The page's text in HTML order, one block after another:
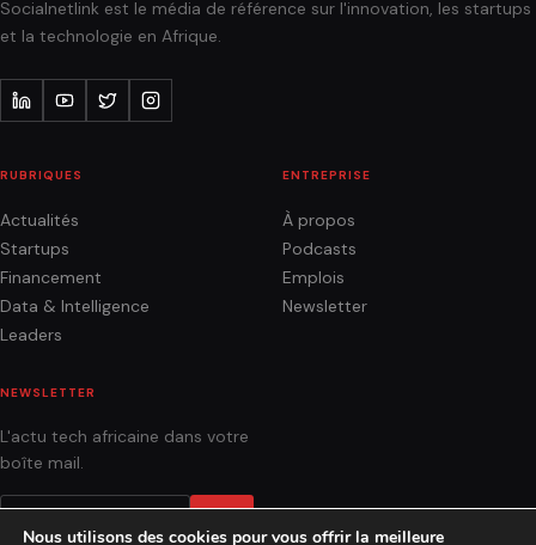
Socialnetlink est le média de référence sur l'innovation, les startups
et la technologie en Afrique.
RUBRIQUES
Actualités
Startups
Financement
Data & Intelligence
Leaders
ENTREPRISE
À propos
Podcasts
Emplois
Newsletter
NEWSLETTER
L'actu tech africaine dans votre
boîte mail.
Nous utilisons des cookies pour vous offrir la meilleure